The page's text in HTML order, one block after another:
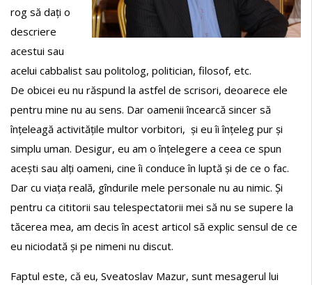
rog să dați o
descriere
acestui sau
acelui cabbalist sau politolog, politician, filosof, etc.
De obicei eu nu răspund la astfel de scrisori, deoarece ele
pentru mine nu au sens. Dar oamenii încearcă sincer să
înțeleagă activitățile multor vorbitori, și eu îi înțeleg pur și
simplu uman. Desigur, eu am o înțelegere a ceea ce spun
acești sau alți oameni, cine îi conduce în luptă și de ce o fac.
Dar cu viața reală, gîndurile mele personale nu au nimic. Și
pentru ca cititorii sau telespectatorii mei să nu se supere la
tăcerea mea, am decis în acest articol să explic sensul de ce
eu niciodată și pe nimeni nu discut.
Faptul este, că eu, Sveatoslav Mazur, sunt mesagerul lui